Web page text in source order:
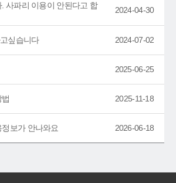
사파리 이용이 안된다고 합
2024-04-30
싶습니다 2024-07-02
2025-06-25
2025-11-18
보가 안나와요 2026-06-18